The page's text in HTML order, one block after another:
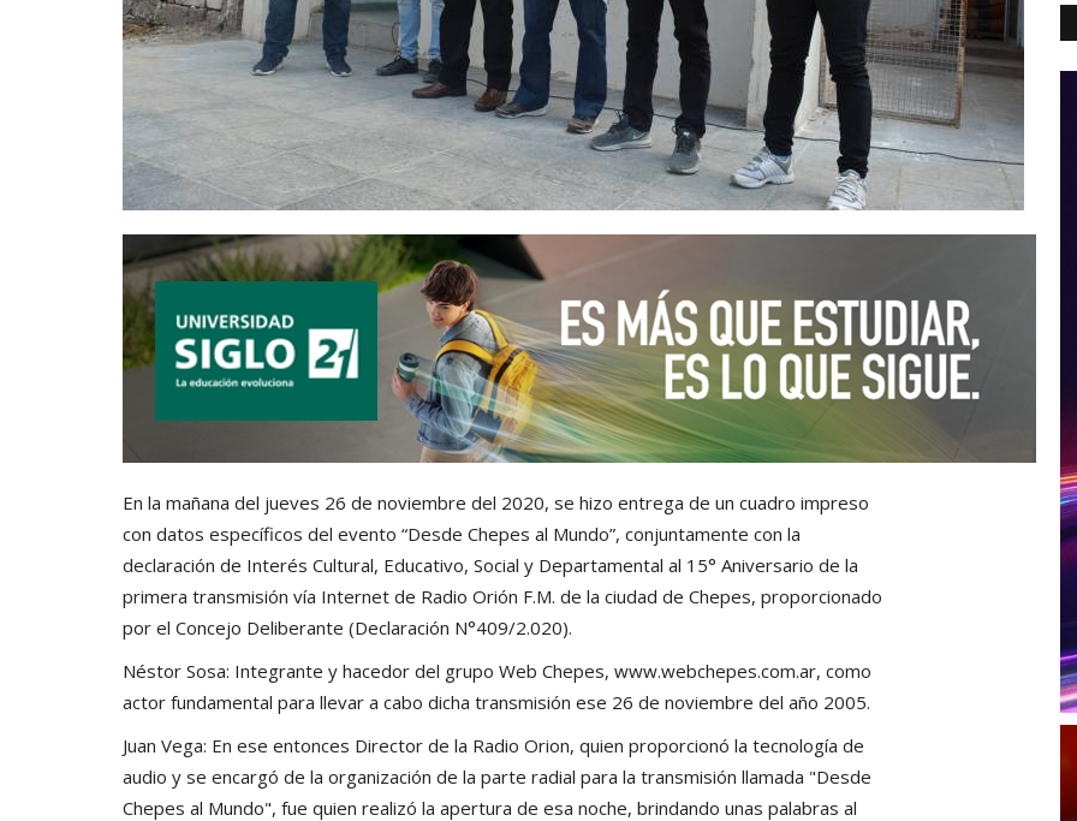
En la mañana del jueves 26 de noviembre del 2020, se hizo entrega de un cuadro impreso
con datos específicos del evento “Desde Chepes al Mundo”, conjuntamente con la
declaración de Interés Cultural, Educativo, Social y Departamental al 15° Aniversario de la
primera transmisión vía Internet de Radio Orión F.M. de la ciudad de Chepes, proporcionado
por el Concejo Deliberante (Declaración N°409/2.020).
Néstor Sosa: Integrante y hacedor del grupo Web Chepes, www.webchepes.com.ar, como
actor fundamental para llevar a cabo dicha transmisión ese 26 de noviembre del año 2005.
Juan Vega: En ese entonces Director de la Radio Orion, quien proporcionó la tecnología de
audio y se encargó de la organización de la parte radial para la transmisión llamada "Desde
Chepes al Mundo", fue quien realizó la apertura de esa noche, brindando unas palabras al